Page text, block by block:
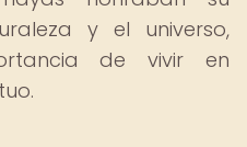
y el universo,
de vivir en